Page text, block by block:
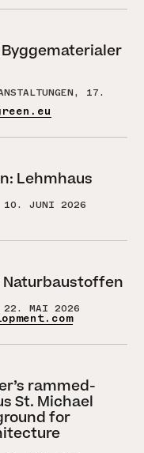
17.
Lehmhaus
10. JUNI 2026
Naturbaustoffen
22. MAI 2026
rammed-
St. Michael
for